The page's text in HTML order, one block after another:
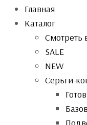
Главная
Каталог
Смотреть
SALE
NEW
Серьги-